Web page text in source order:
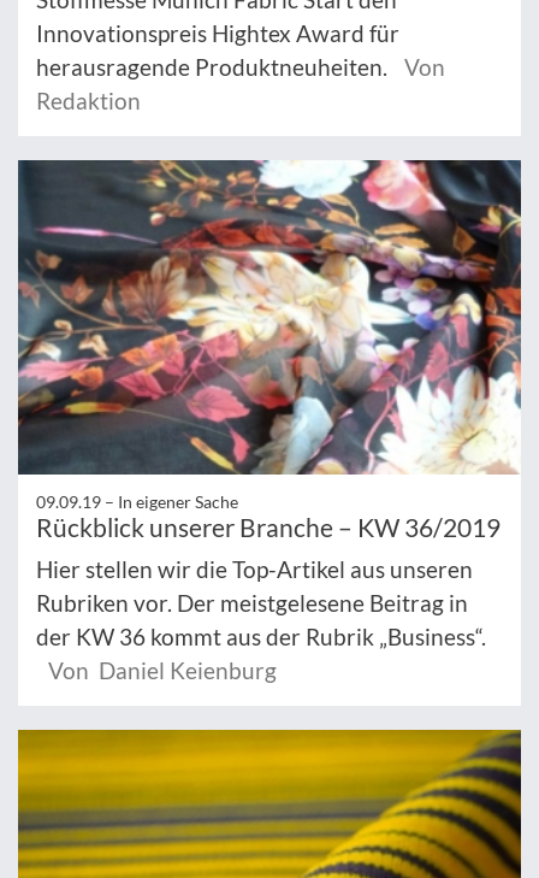
Innovationspreis Hightex Award für
herausragende Produktneuheiten.
Von
Redaktion
09.09.19 – In eigener Sache
Rückblick unserer Branche – KW 36/2019
Hier stellen wir die Top-Artikel aus unseren
Rubriken vor. Der meistgelesene Beitrag in
der KW 36 kommt aus der Rubrik „Business“.
Von Daniel Keienburg